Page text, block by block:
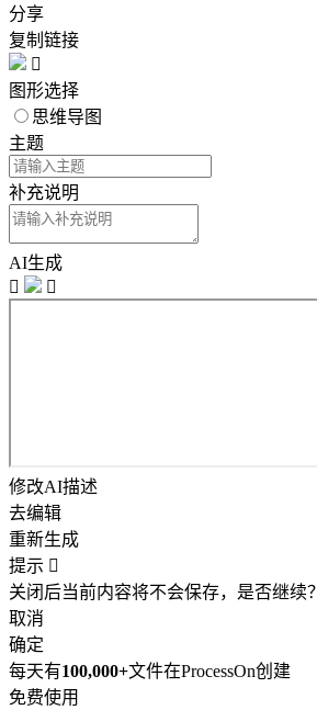
分享
复制链接

图形选择
思维导图
主题
补充说明
AI生成


修改AI描述
去编辑
重新生成
提示 
关闭后当前内容将不会保存，是否继续？
取消
确定
每天有100,000+文件在ProcessOn创建
免费使用